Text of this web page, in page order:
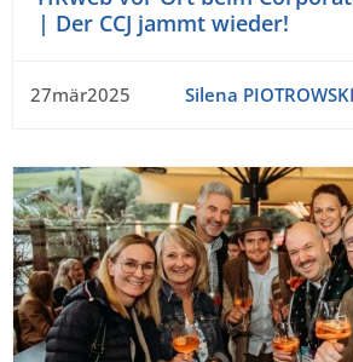
| Der CCJ jammt wieder!
27mär2025 Silena PIOTROWSKI